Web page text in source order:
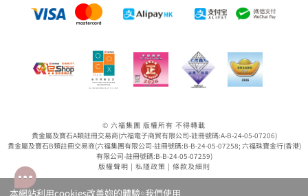
© 六福集團 版權所有 不得轉載
貴金屬及寶石A類註冊交易商(六福電子商貿有限公司-註冊號碼:A-B-24-05-07206)
貴金屬及寶石B類註冊交易商(六福集團有限公司-註冊號碼:B-B-24-05-07258; 六福珠寶金行(香港)
有限公司-註冊號碼:B-B-24-05-07259)
版權聲明 | 私隱政策 | 條款及細則
本網站利用cookies改善妳的體驗￮我們使用